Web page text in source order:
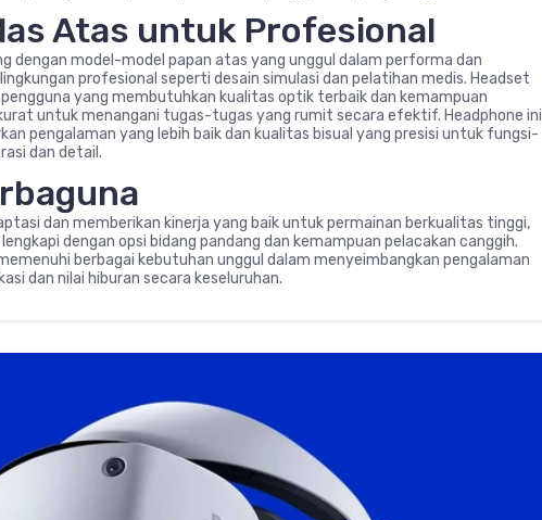
Atas untuk Profesional
dengan model-model papan atas yang unggul dalam performa dan
profesional seperti desain simulasi dan pelatihan medis. Headset
pengguna yang membutuhkan kualitas optik terbaik dan kemampuan
untuk menangani tugas-tugas yang rumit secara efektif. Headphone ini
pengalaman yang lebih baik dan kualitas bisual yang presisi untuk fungsi-
dan detail.
dan memberikan kinerja yang baik untuk permainan berkualitas tinggi,
lengkapi dengan opsi bidang pandang dan kemampuan pelacakan canggih.
berbagai kebutuhan unggul dalam menyeimbangkan pengalaman
dan nilai hiburan secara keseluruhan.